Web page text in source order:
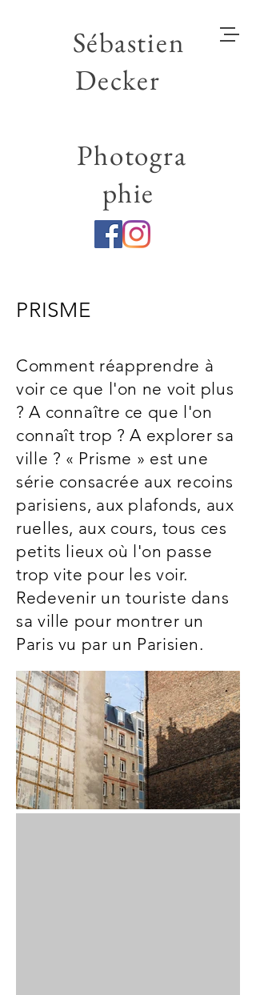
Sébastien
Decker
Photogra
phie
PRISME
Comment réapprendre à
voir ce que l'on ne voit plus
? A connaître ce que l'on
connaît trop ? A explorer sa
ville ? « Prisme » est une
série consacrée aux recoins
parisiens, aux plafonds, aux
ruelles, aux cours, tous ces
petits lieux où l'on passe
trop vite pour les voir.
Redevenir un touriste dans
sa ville pour montrer un
Paris vu par un Parisien.